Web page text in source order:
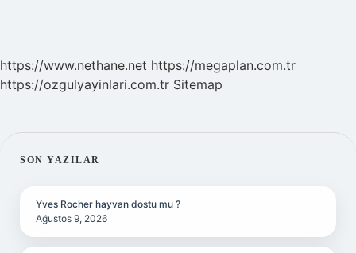
https://www.nethane.net https://megaplan.com.tr
https://ozgulyayinlari.com.tr Sitemap
SIDEBAR
SON YAZILAR
Yves Rocher hayvan dostu mu ?
Ağustos 9, 2026